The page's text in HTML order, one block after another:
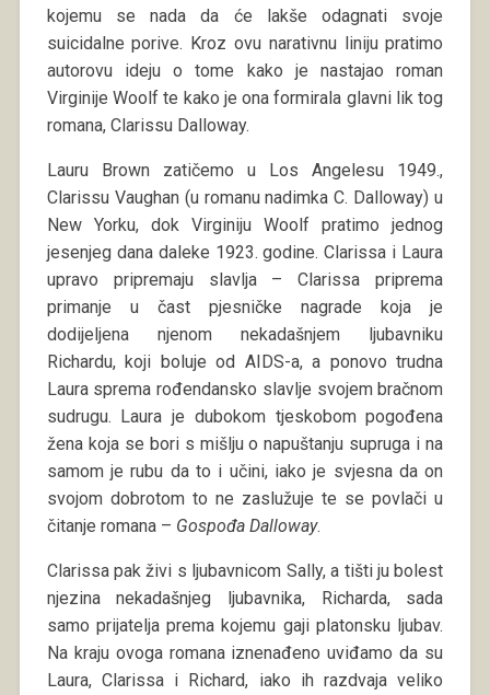
kojemu se nada da će lakše odagnati svoje
suicidalne porive. Kroz ovu narativnu liniju pratimo
autorovu ideju o tome kako je nastajao roman
Virginije Woolf te kako je ona formirala glavni lik tog
romana, Clarissu Dalloway.
Lauru Brown zatičemo u Los Angelesu 1949.,
Clarissu Vaughan (u romanu nadimka C. Dalloway) u
New Yorku, dok Virginiju Woolf pratimo jednog
jesenjeg dana daleke 1923. godine. Clarissa i Laura
upravo pripremaju slavlja – Clarissa priprema
primanje u čast pjesničke nagrade koja je
dodijeljena njenom nekadašnjem ljubavniku
Richardu, koji boluje od AIDS-a, a ponovo trudna
Laura sprema rođendansko slavlje svojem bračnom
sudrugu. Laura je dubokom tjeskobom pogođena
žena koja se bori s mišlju o napuštanju supruga i na
samom je rubu da to i učini, iako je svjesna da on
svojom dobrotom to ne zaslužuje te se povlači u
čitanje romana – Gospođa Dalloway.
Clarissa pak živi s ljubavnicom Sally, a tišti ju bolest
njezina nekadašnjeg ljubavnika, Richarda, sada
samo prijatelja prema kojemu gaji platonsku ljubav.
Na kraju ovoga romana iznenađeno uviđamo da su
Laura, Clarissa i Richard, iako ih razdvaja veliko